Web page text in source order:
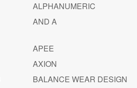
ALPHANUMERIC
AND A
APEE
AXION
BALANCE WEAR DESIGN